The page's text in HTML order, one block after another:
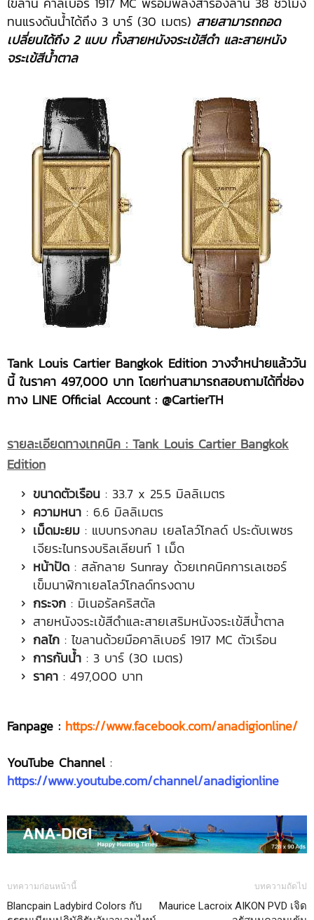
ทนแรงดันน้ำได้ถึง 3 บาร์ (30 เมตร) สายสามารถถอด
เปลี่ยนได้ถึง 2 แบบ ทั้งสายหนังจระเข้สีดำ และสายหนัง
จระเข้สีน้ำตาล
Tank Louis Cartier Bangkok Edition วางจำหน่ายแล้ววัน
นี้ ในราคา 497,000 บาท โดยท่านสามารถสอบถามได้ที่ช่อง
ทาง LINE Official Account : @CartierTH
รายละเอียดทางเทคนิค : Tank Louis Cartier Bangkok
Edition
ขนาดตัวเรือน : 33.7 x 25.5 มิลลิเมตร
ความหนา : 6.6 มิลลิเมตร
เม็ดมะยม : แบบทรงกลม เยลโลว์โกลด์ ประดับเพชร
เจียระไนทรงบริลเลียนท์ 1 เม็ด
หน้าปัด : สลักลาย Sunray ด้วยเทคนิคการเลเซอร์
เข็มนาฬิกาเยลโลว์โกลด์ทรงดาบ
กระจก : มิเนอรัลคริสตัล
สายหนังจระเข้สีดำและสายเสริมหนังจระเข้สีน้ำตาล
กลไก : ไขลานด้วยมือคาลิเบอร์ 1917 MC ตัวเรือน
การกันน้ำ : 3 บาร์ (30 เมตร)
ราคา : 497,000 บาท
Fanpage : https://www.facebook.com/anadigionline/
YouTube Channel :
https://www.youtube.com/channel/anadigionline
บทความก่อนหน้านี้
Blancpain Ladybird Colors กับ
บทความถัดไป
Maurice Lacroix AIKON PVD เจิด